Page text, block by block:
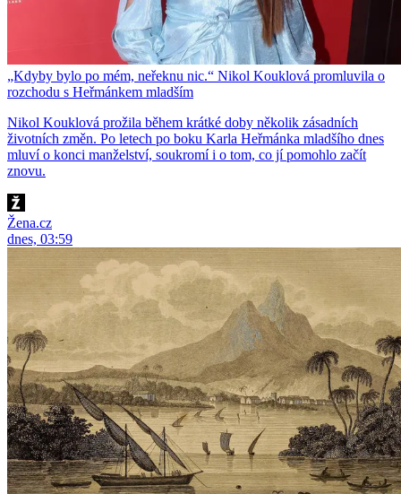
„Kdyby bylo po mém, neřeknu nic.“ Nikol Kouklová promluvila o
rozchodu s Heřmánkem mladším
Nikol Kouklová prožila během krátké doby několik zásadních
životních změn. Po letech po boku Karla Heřmánka mladšího dnes
mluví o konci manželství, soukromí i o tom, co jí pomohlo začít
znovu.
Žena.cz
dnes, 03:59